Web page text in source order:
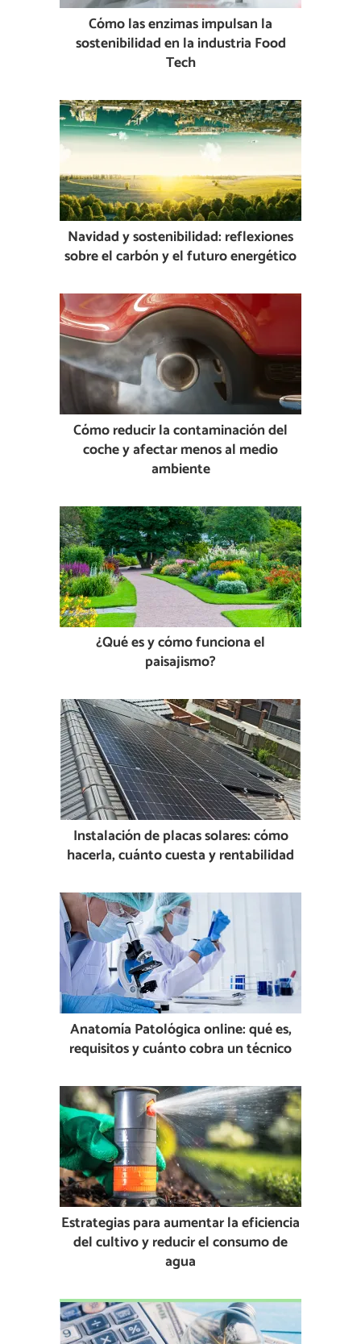
Cómo las enzimas impulsan la
sostenibilidad en la industria Food
Tech
Navidad y sostenibilidad: reflexiones
sobre el carbón y el futuro energético
Cómo reducir la contaminación del
coche y afectar menos al medio
ambiente
¿Qué es y cómo funciona el
paisajismo?
Instalación de placas solares: cómo
hacerla, cuánto cuesta y rentabilidad
Anatomía Patológica online: qué es,
requisitos y cuánto cobra un técnico
Estrategias para aumentar la eficiencia
del cultivo y reducir el consumo de
agua